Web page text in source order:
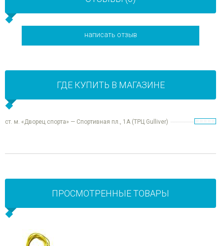
написать отзыв
ГДЕ КУПИТЬ В МАГАЗИНЕ
ст. м. «Дворец спорта» — Спортивная пл., 1А (ТРЦ Gulliver)
ПРОСМОТРЕННЫЕ ТОВАРЫ